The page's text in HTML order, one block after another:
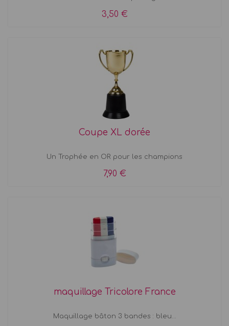
3,50 €
Coupe XL dorée
Un Trophée en OR pour les champions
7,90 €
maquillage Tricolore France
Maquillage bâton 3 bandes : bleu...